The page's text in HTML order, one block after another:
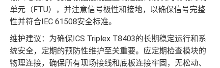
单元（FTU），并注意信号极性和接地，以确保信号完整
性并符合IEC 61508安全标准。
维护建议：为确保ICS Triplex T8403的长期稳定运行和系
统安全，定期的预防性维护至关重要。应定期检查模块的
物理连接，确保所有现场接线和底板连接牢固，无松动、